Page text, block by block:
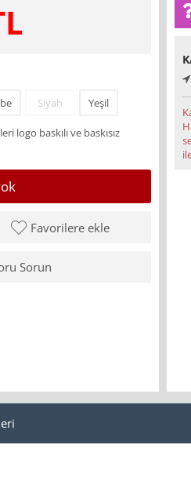
Siyah Yeşil
logo baskılı ve baskısız
Favorilere ekle
Sorun